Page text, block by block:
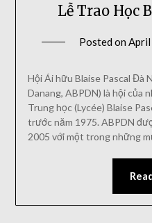
Lễ Trao Học
Posted on April
Hội Ái hữu Blaise Pascal Đà
Danang, ABPDN) là hội của
Trung học (Lycée) Blaise
trước năm 1975. ABPDN
2005 với một trong những